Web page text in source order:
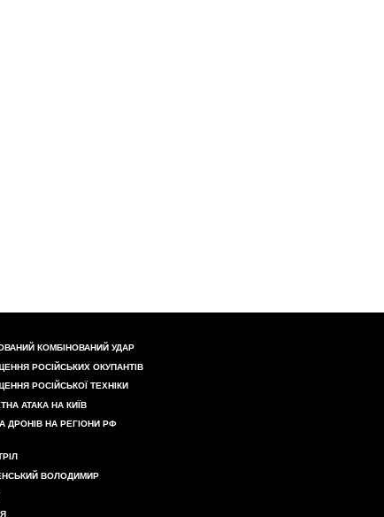
КОМБІНОВАНИЙ УДАР
РОСІЙСЬКИХ ОКУПАНТІВ
РОСІЙСЬКОЇ ТЕХНІКИ
АТАКА НА КИЇВ
ДРОНІВ НА РЕГІОНИ РФ
ВОЛОДИМИР